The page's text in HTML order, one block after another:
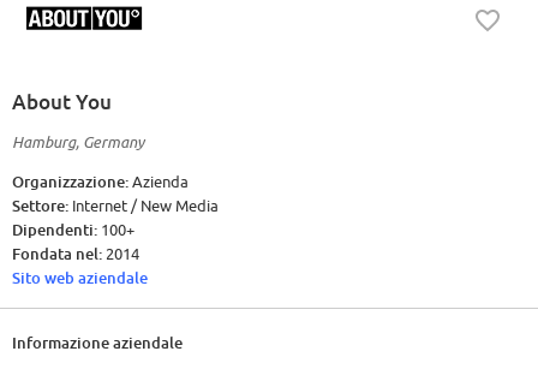
About You
Hamburg, Germany
Organizzazione:Azienda
Settore: Internet / New Media
Dipendenti: 100+
Fondata nel: 2014
Sito web aziendale
Informazione aziendale